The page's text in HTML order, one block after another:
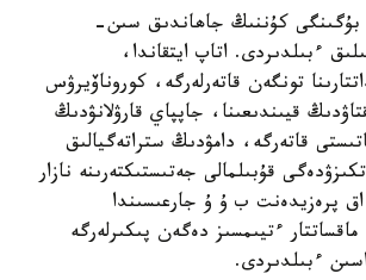
بۇگىنگى كۇننىڭ جاھاندىق سىن-
ءبىلدىردى. اتاپ ايتقاندا،
تونگەن قاتەرلەرگە، كوروناۆيرۋس
قيىندىعىنا، جاپپاي قارۋلانۋدىڭ
قاتەرگە، دامۋدىڭ ستراتەگيالىق
قۇبىلمالى جەتىستىكتەرىنە نازار
پرەزيدەنت ب ۇ ۇ جارعىسىندا
ءتيىمسىز دەگەن پىكىرلەرگە
ءبىلدىردى.